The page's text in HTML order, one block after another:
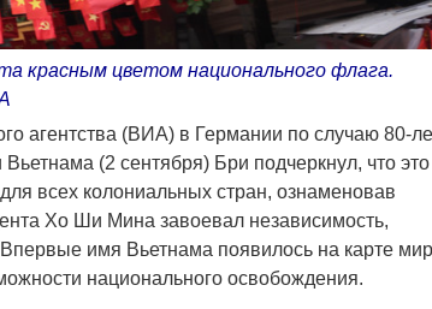
красным цветом национального флага.
агентства (ВИА) в Германии по случаю 80-
(2 сентября) Бри подчеркнул, что это
всех колониальных стран, ознаменовав
Хо Ши Мина завоевал независимость,
имя Вьетнама появилось на карте
национального освобождения.